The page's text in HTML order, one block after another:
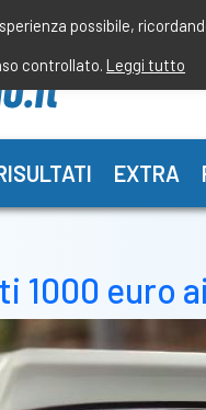
EXTRA
1000
possibile,
controllato. Leggi tutto